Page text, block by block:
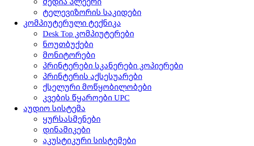
ტელევიზორის საკიდები
კომპიუტერული ტექნიკა
Desk Top კომპიუტერები
ნოუთბუქები
მონიტორები
პრინტერები სკანერები კოპიერები
პრინტერის აქსესუარები
ქსელური მოწყობილობები
კვების წყაროები UPC
აუდიო სისტემა
ყურსასმენები
დინამიკები
აკუსტიკური სისტემები